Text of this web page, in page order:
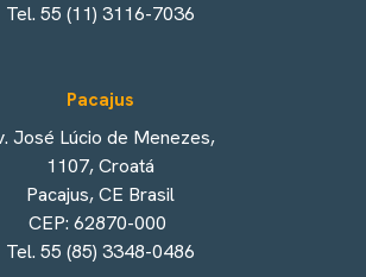
Tel. 55 (11) 3116-7036
Pacajus
José Lúcio de Menezes,
1107, Croatá
Pacajus, CE Brasil
CEP: 62870-000
Tel. 55 (85) 3348-0486